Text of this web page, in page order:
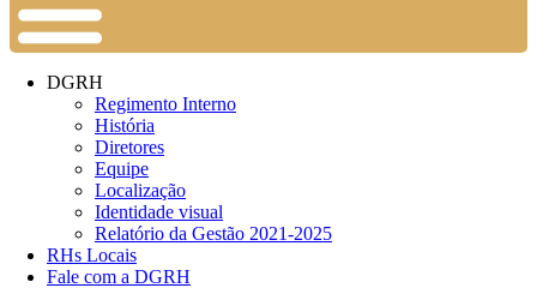
DGRH
Regimento Interno
História
Diretores
Equipe
Localização
Identidade visual
Relatório da Gestão 2021-2025
RHs Locais
Fale com a DGRH